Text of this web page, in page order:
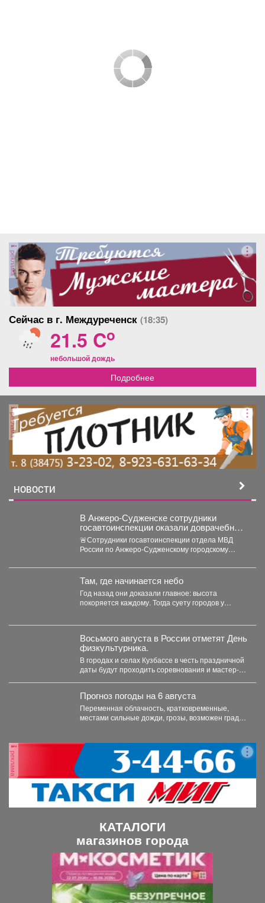
реклама
Сейчас в г. Междуреченск (18:35)
21.5 Co
небольшой дождь
Подробнее
реклама
НОВОСТИ
В Анжеро-Судженске сотрудники
госавтоинспекции оказали доврачебную
помощь мужчине, пострадавшему от
укуса гадюки
🚨Сотрудники госавтоинспекции отдела МВД
России по Анжеро-Судженскому городскому
лейтенант...
Там, где начинается небо
Год назад они доказали главное: высота
покоряется каждому. Тогда суету городов у
Восьмого августа в России отметят День
физкультурника.
В городах и селах Кузбассе в честь праздничной
даты будут проходить соревнования и мастер-
Прогноз погоды на 6 августа
Переменная облачность, кратковременные,
местами сильные дожди, грозы, возможен град.
реклама
КАТАЛОГИ
магазинов города